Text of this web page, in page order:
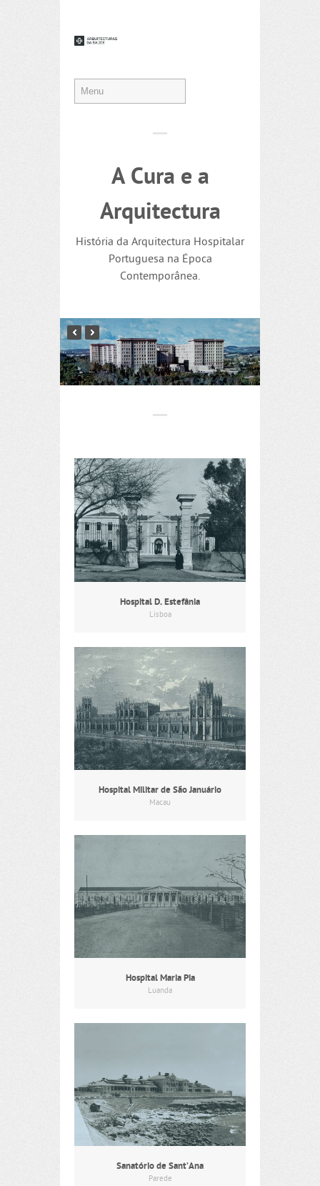
A Cura e a
Arquitectura
História da Arquitectura Hospitalar
Portuguesa na Época
Contemporânea.
Hospital D. Estefânia
Lisboa
Hospital Militar de São Januário
Macau
Hospital Maria Pia
Luanda
Sanatório de Sant’Ana
Parede